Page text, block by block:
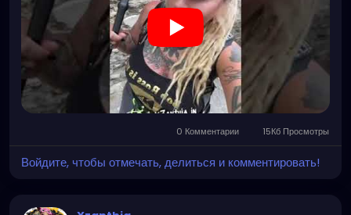
https://youtube.com/shorts/u00e-Il2G7I?
feature=share
0 Комментарии 15Кб Просмотры
Войдите, чтобы отмечать, делиться и комментировать!